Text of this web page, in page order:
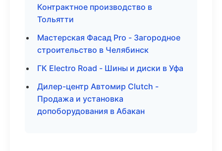
Контрактное производство в
Тольятти
Мастерская Фасад Pro - Загородное
строительство в Челябинск
ГК Electro Road - Шины и диски в Уфа
Дилер-центр Автомир Clutch -
Продажа и установка
допоборудования в Абакан